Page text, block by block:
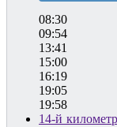
08:30
09:54
13:41
15:00
16:19
19:05
19:58
14-й